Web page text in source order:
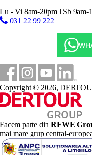
Lu - Vi 8am-20pm l Sb 9am-
031 22 99 222
Copyright © 2026,
Facem parte din REWE
mai mare grup central-